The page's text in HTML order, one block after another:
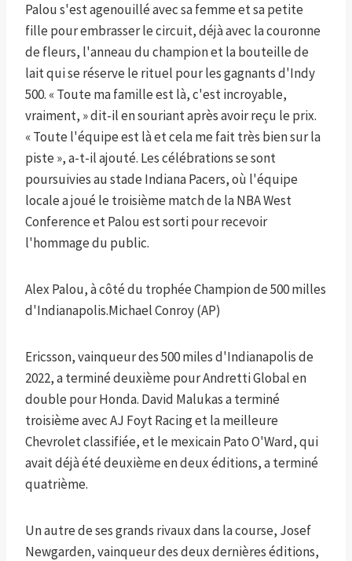
Palou s'est agenouillé avec sa femme et sa petite
fille pour embrasser le circuit, déjà avec la couronne
de fleurs, l'anneau du champion et la bouteille de
lait qui se réserve le rituel pour les gagnants d'Indy
500. « Toute ma famille est là, c'est incroyable,
vraiment, » dit-il en souriant après avoir reçu le prix.
« Toute l'équipe est là et cela me fait très bien sur la
piste », a-t-il ajouté. Les célébrations se sont
poursuivies au stade Indiana Pacers, où l'équipe
locale a joué le troisième match de la NBA West
Conference et Palou est sorti pour recevoir
l'hommage du public.
Alex Palou, à côté du trophée Champion de 500 milles
d'Indianapolis.Michael Conroy (AP)
Ericsson, vainqueur des 500 miles d'Indianapolis de
2022, a terminé deuxième pour Andretti Global en
double pour Honda. David Malukas a terminé
troisième avec AJ Foyt Racing et la meilleure
Chevrolet classifiée, et le mexicain Pato O'Ward, qui
avait déjà été deuxième en deux éditions, a terminé
quatrième.
Un autre de ses grands rivaux dans la course, Josef
Newgarden, vainqueur des deux dernières éditions,